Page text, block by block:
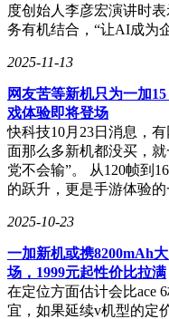
度创始人李彦宏演讲时
务有机结合，“让AI成为
2025-11-13
网友苦等新机只为一加
戏体验即将登场
快科技10月23日消息，
面那么多新机都没买，
党不会输”。 从120帧到
的跃升，更是手游体验
2025-10-23
一加新机或携8200mAh
场，1999元起性价比拉满
在定位方面估计会比ace
宜，如果延续v机型的定